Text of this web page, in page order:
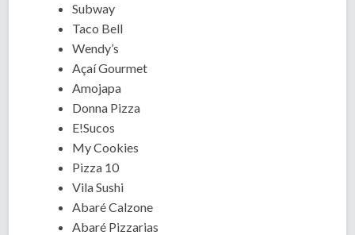
Subway
Taco Bell
Wendy’s
Açaí Gourmet
Amojapa
Donna Pizza
E!Sucos
My Cookies
Pizza 10
Vila Sushi
Abaré Calzone
Abaré Pizzarias